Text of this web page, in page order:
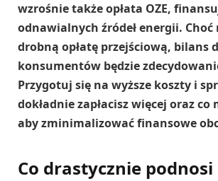
wzrośnie także opłata OZE,
odnawialnych źródeł energii.
drobną opłatę przejściową, bilans
konsumentów będzie
Przygotuj się na wyższe koszty i
dokładnie zapłacisz więcej oraz co
aby zminimalizować finansowe
Co drastycznie podnosi